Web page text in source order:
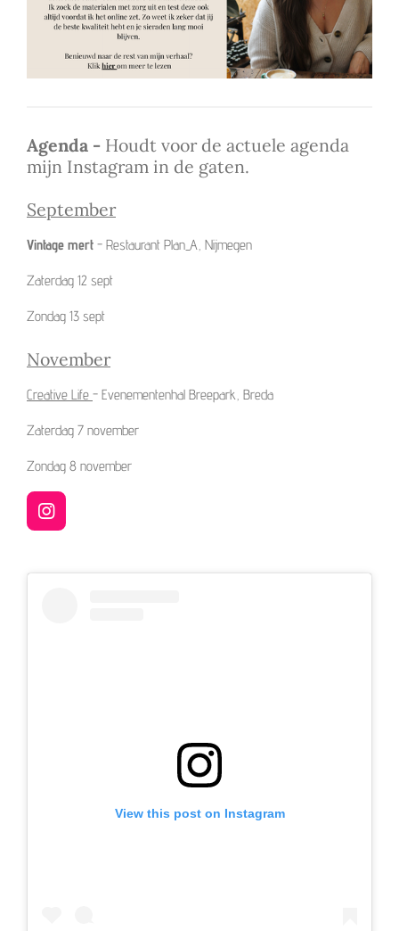
Agenda - Houdt voor de actuele agenda
mijn Instagram in de gaten.
September
Vintage mert - Restaurant Plan_A, Nijmegen
Zaterdag 12 sept
Zondag 13 sept
November
Creative Life - Evenementenhal Breepark, Breda
Zaterdag 7 november
Zondag 8 november
I
n
t
View this post on Instagram